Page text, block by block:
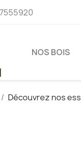
NOS BOIS
Découvrez nos